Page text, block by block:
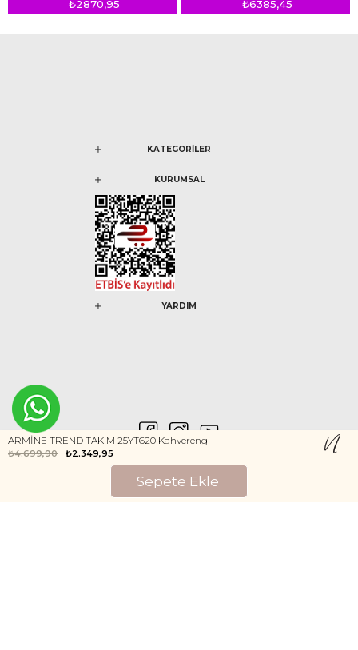
₺2870,95
₺6385,45
KATEGORİLER
KURUMSAL
YARDIM
ARMİNE TREND TAKIM 25YT620 Kahverengi
₺4.699,90 ₺2.349,95